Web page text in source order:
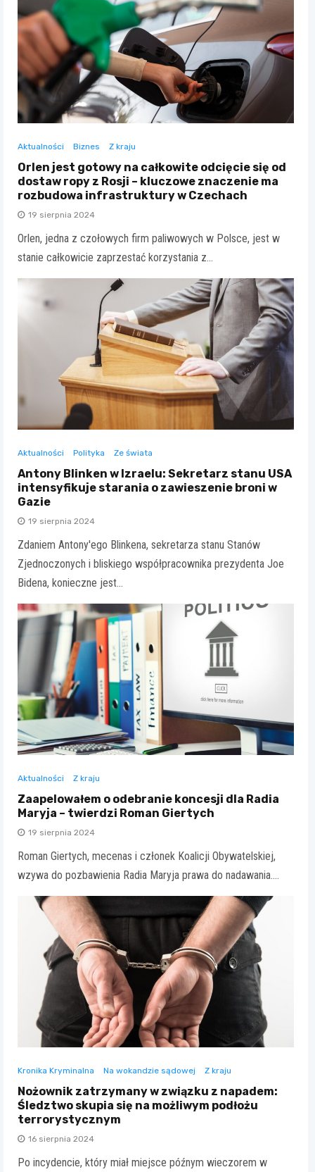
Aktualności Biznes Z kraju
Orlen jest gotowy na całkowite odcięcie się od
dostaw ropy z Rosji – kluczowe znaczenie ma
rozbudowa infrastruktury w Czechach
19 sierpnia 2024
Orlen, jedna z czołowych firm paliwowych w Polsce, jest w
stanie całkowicie zaprzestać korzystania z…
Aktualności Polityka Ze świata
Antony Blinken w Izraelu: Sekretarz stanu USA
intensyfikuje starania o zawieszenie broni w
Gazie
19 sierpnia 2024
Zdaniem Antony'ego Blinkena, sekretarza stanu Stanów
Zjednoczonych i bliskiego współpracownika prezydenta Joe
Bidena, konieczne jest…
Aktualności Z kraju
Zaapelowałem o odebranie koncesji dla Radia
Maryja – twierdzi Roman Giertych
19 sierpnia 2024
Roman Giertych, mecenas i członek Koalicji Obywatelskiej,
wzywa do pozbawienia Radia Maryja prawa do nadawania.…
Kronika Kryminalna Na wokandzie sądowej Z kraju
Nożownik zatrzymany w związku z napadem:
Śledztwo skupia się na możliwym podłożu
terrorystycznym
16 sierpnia 2024
Po incydencie, który miał miejsce późnym wieczorem w